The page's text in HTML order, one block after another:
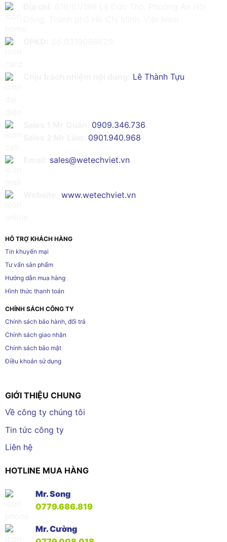
Lê Thành Tựu
0909.346.736
0901.940.968
sales@wetechviet.vn
www.wetechviet.vn
HỖ TRỢ KHÁCH HÀNG
Tin khuyến mại
Tư vấn sản phẩm
Hướng dẫn mua hàng
Hình thức thanh toán
CHÍNH SÁCH CÔNG TY
Chính sách bảo hành, đổi trả
Chính sách giao nhận
Chính sách bảo mật
Điều khoản sử dụng
GIỚI THIỆU CHUNG
Về công ty chúng tôi
Tin tức công ty
Liên hệ
HOTLINE MUA HÀNG
Mr. Song
0779.686.819
Mr. Cường